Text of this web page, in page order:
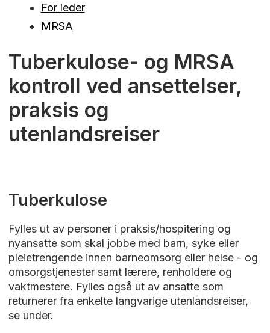
For leder
MRSA
Tuberkulose- og MRSA
kontroll ved ansettelser,
praksis og
utenlandsreiser
Tuberkulose
Fylles ut av personer i praksis/hospitering og
nyansatte som skal jobbe med barn, syke eller
pleietrengende innen barneomsorg eller helse - og
omsorgstjenester samt lærere, renholdere og
vaktmestere. Fylles også ut av ansatte som
returnerer fra enkelte langvarige utenlandsreiser,
se under.